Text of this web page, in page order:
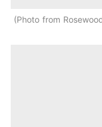
Photo from